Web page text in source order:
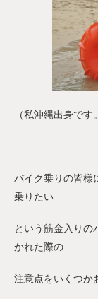
（私沖縄出身です
バイク乗りの皆様
乗りたい
という筋金入りの
かれた際の
注意点をいくつか